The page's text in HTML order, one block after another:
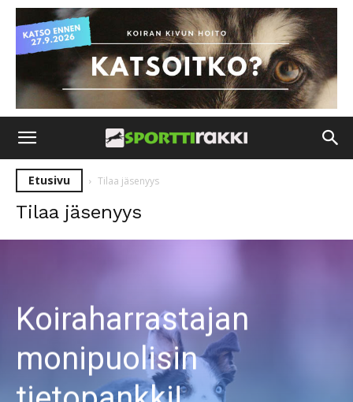
Etusivu Tilaa jäsenyys
Tilaa jäsenyys
Koiraharrastajan
monipuolisin